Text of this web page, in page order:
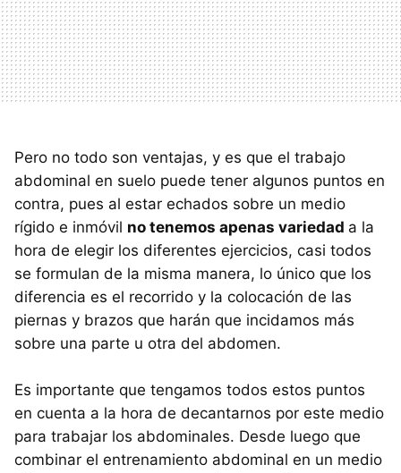
Pero no todo son ventajas, y es que el trabajo
abdominal en suelo puede tener algunos puntos en
contra, pues al estar echados sobre un medio
rígido e inmóvil no tenemos apenas variedad a la
hora de elegir los diferentes ejercicios, casi todos
se formulan de la misma manera, lo único que los
diferencia es el recorrido y la colocación de las
piernas y brazos que harán que incidamos más
sobre una parte u otra del abdomen.
Es importante que tengamos todos estos puntos
en cuenta a la hora de decantarnos por este medio
para trabajar los abdominales. Desde luego que
combinar el entrenamiento abdominal en un medio